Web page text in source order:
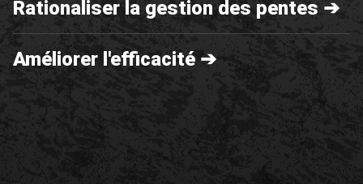
Rationaliser la gestion des pentes ➔
Améliorer l'efficacité ➔